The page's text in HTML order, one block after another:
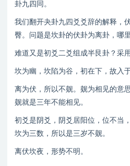
卦九四同。
我们翻开夬卦九四爻爻辞的解释，
臀。问题是坎卦的伏卦为离卦，哪
难道又是初爻二爻组成半艮卦？采
坎为幽，坎陷为谷，初在下，故入于
离为伏，所以不觌。觌为相见的意
觌就是三年不能相见。
初爻是阴爻，阴爻居阳位，位不当
坎为三数，所以是三岁不觌。
离伏坎夜，形势不明。